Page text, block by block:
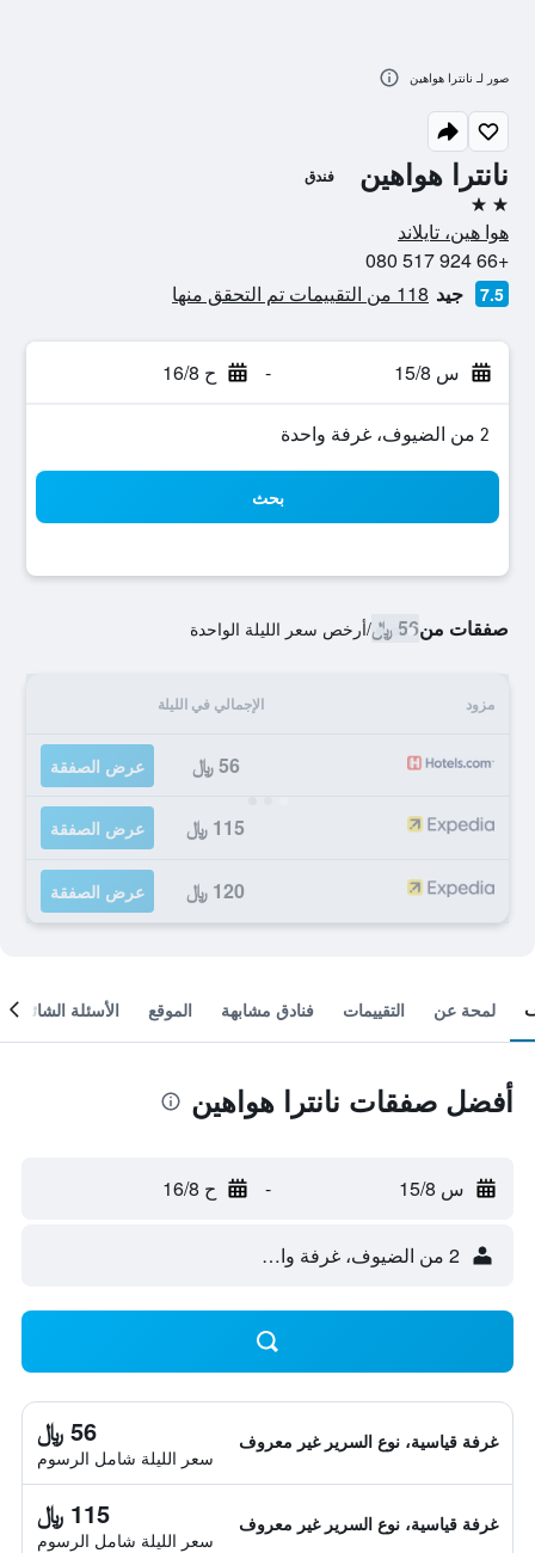
نانترا هواهين فندق
2 نجمتين
هوا هين، تايلاند
+66 924 517 080
7.5 جيد 118 من التقييمات تم التحقق منها
س 15/8 - ح 16/8
2 من الضيوف، غرفة واحدة
بحث
صفقات من56 ﷼ /أرخص سعر الليلة الواحدة
مزود الإجمالي في الليلة
56 ﷼ عرض الصفقة
115 ﷼ عرض الصفقة
120 ﷼ عرض الصفقة
صور لـ نانترا هواهين
لمحة عن التقييمات فنادق مشابهة الموقع الأسئلة الشائعة
أفضل صفقات نانترا هواهين
س 15/8 - ح 16/8
2 من الضيوف، غرفة واحدة
غرفة قياسية، نوع السرير غير معروف 56 ﷼
سعر الليلة شامل الرسوم
غرفة قياسية، نوع السرير غير معروف 115 ﷼
سعر الليلة شامل الرسوم